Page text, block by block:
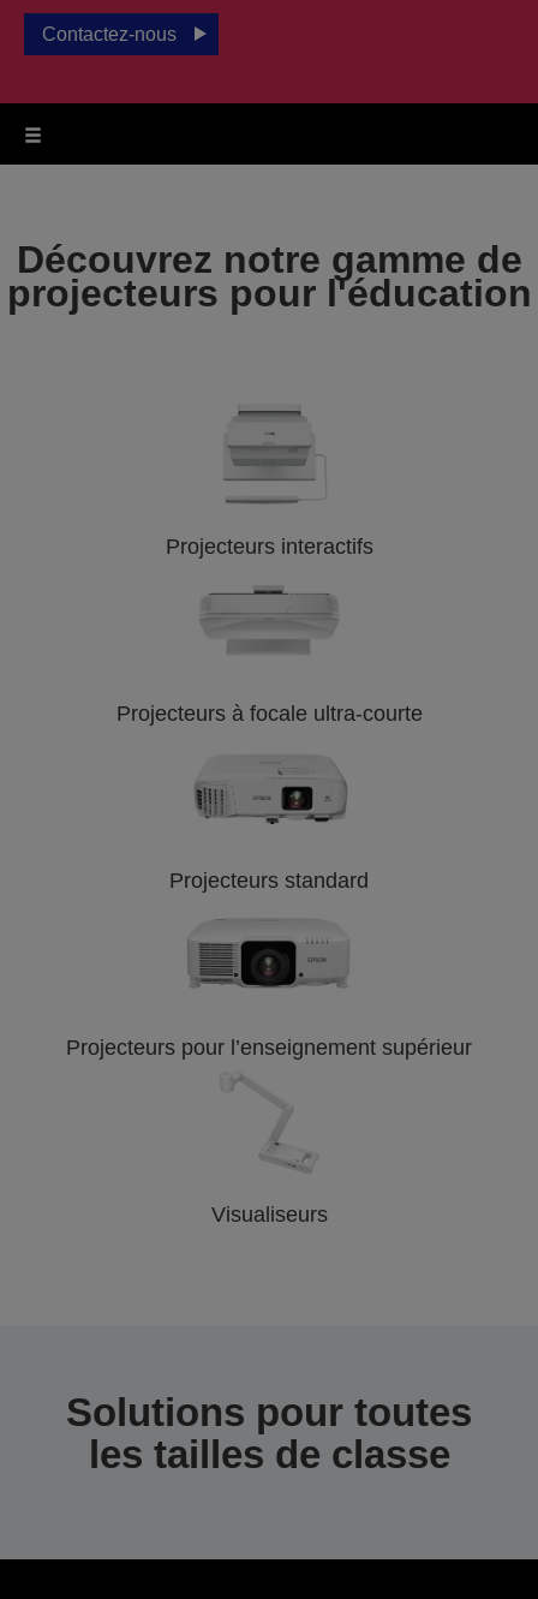
Contactez-nous
Découvrez notre gamme de
projecteurs pour l'éducation
Visualiseurs
Projecteurs pour l’enseignement supérieur
Projecteurs standard
Projecteurs à focale ultra-courte
Projecteurs interactifs
Solutions pour toutes
les tailles de classe